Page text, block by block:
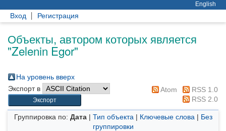
English
Вход Регистрация
Объекты, автором которых является
"Zelenin Egor"
На уровень вверх
Экспорт в
Atom
RSS 1.0
RSS 2.0
Группировка по: Дата| Тип объекта | Ключевые слова | Без
группировки